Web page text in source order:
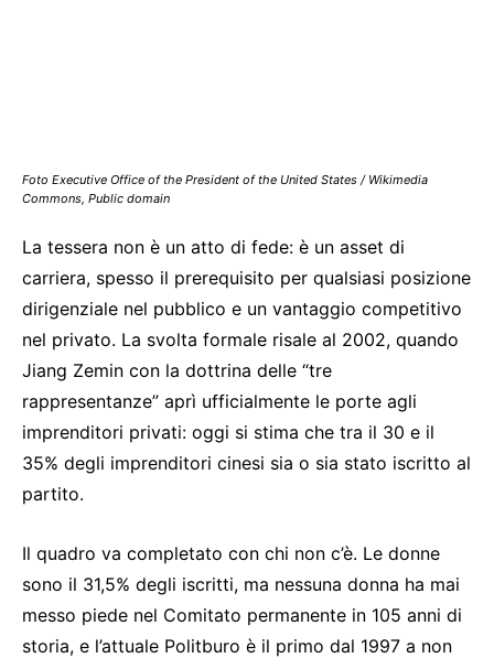
Foto Executive Office of the President of the United States / Wikimedia
Commons, Public domain
La tessera non è un atto di fede: è un asset di
carriera, spesso il prerequisito per qualsiasi posizione
dirigenziale nel pubblico e un vantaggio competitivo
nel privato. La svolta formale risale al 2002, quando
Jiang Zemin con la dottrina delle “tre
rappresentanze” aprì ufficialmente le porte agli
imprenditori privati: oggi si stima che tra il 30 e il
35% degli imprenditori cinesi sia o sia stato iscritto al
partito.
Il quadro va completato con chi non c’è. Le donne
sono il 31,5% degli iscritti, ma nessuna donna ha mai
messo piede nel Comitato permanente in 105 anni di
storia, e l’attuale Politburo è il primo dal 1997 a non